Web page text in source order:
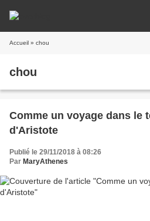
Accueil » chou
chou
Comme un voyage dans le
d'Aristote
Publié le 29/11/2018 à 08:26
Par MaryAthenes